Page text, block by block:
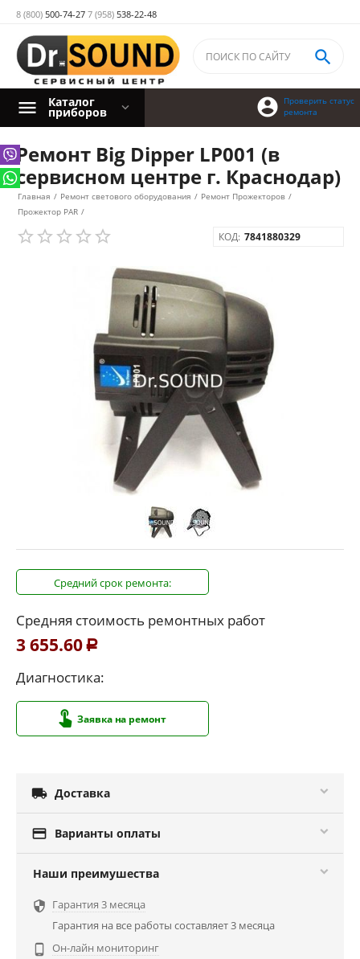
8 (800) 500-74-27 7 (958) 538-22-48
Проверить статус
ремонта


Каталог
приборов
Ремонт Big Dipper LP001 (в
сервисном центре г. Краснодар)
Главная / Ремонт светового оборудования / Ремонт Прожекторов /
Прожектор PAR /
КОД: 7841880329
Средний срок ремонта:
Средняя стоимость ремонтных работ
3 655.60 Р
Диагностика:
Заявка на ремонт
 Доставка
 Варианты оплаты
Наши преимушества
 Гарантия 3 месяца
Гарантия на все работы составляет 3 месяца

Он-лайн мониторинг